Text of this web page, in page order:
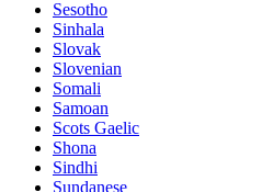
Sesotho
Sinhala
Slovak
Slovenian
Somali
Samoan
Scots Gaelic
Shona
Sindhi
Sundanese